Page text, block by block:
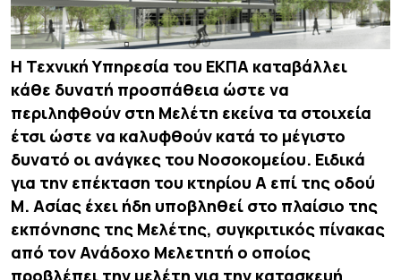
Η Τεχνική Υπηρεσία του ΕΚΠΑ καταβάλλει
κάθε δυνατή προσπάθεια ώστε να
περιληφθούν στη Μελέτη εκείνα τα στοιχεία
έτσι ώστε να καλυφθούν κατά το μέγιστο
δυνατό οι ανάγκες του Νοσοκομείου. Ειδικά
για την επέκταση του κτηρίου Α επί της οδού
Μ. Ασίας έχει ήδη υποβληθεί στο πλαίσιο της
εκπόνησης της Μελέτης, συγκριτικός πίνακας
από τον Ανάδοχο Μελετητή ο οποίος
προβλέπει την μελέτη για την κατασκευή